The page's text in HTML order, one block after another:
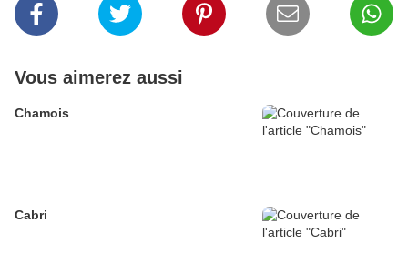
Vous aimerez aussi
Chamois
Cabri